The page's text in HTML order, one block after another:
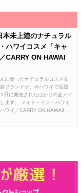
本未上陸のナチュラル
ハワイコスメ「キャ
CARRY ON HAWAI
に使ったナチュラルコスメ＆
ブランドが、今ハワイで話題
日に発売されたばかりの全アイ
ます。 メイド・イン・ハワイ
ワイ／CARRY ON HAWAII」